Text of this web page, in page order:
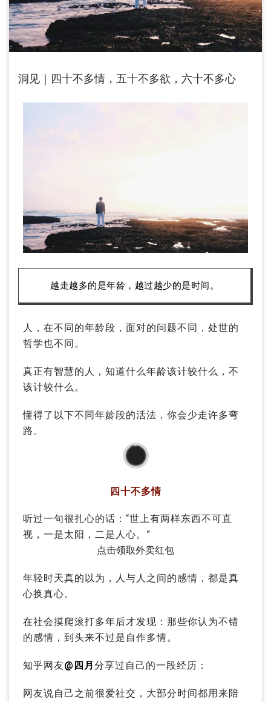
洞见｜​四十不多情，五十不多欲，六十不多心
越走越多的是年龄，越过越少的是时间。
人，在不同的年龄段，面对的问题不同，处世的
哲学也不同。
真正有智慧的人，知道什么年龄该计较什么，不
该计较什么。
懂得了以下不同年龄段的活法，你会少走许多弯
路。
01
四十不多情
听过一句很扎心的话：“世上有两样东西不可直
视，一是太阳，二是人心。”
点击领取外卖红包
年轻时天真的以为，人与人之间的感情，都是真
心换真心。
在社会摸爬滚打多年后才发现：那些你认为不错
的感情，到头来不过是自作多情。
知乎网友@四月 分享过自己的一段经历：
网友说自己之前很爱社交，大部分时间都用来陪